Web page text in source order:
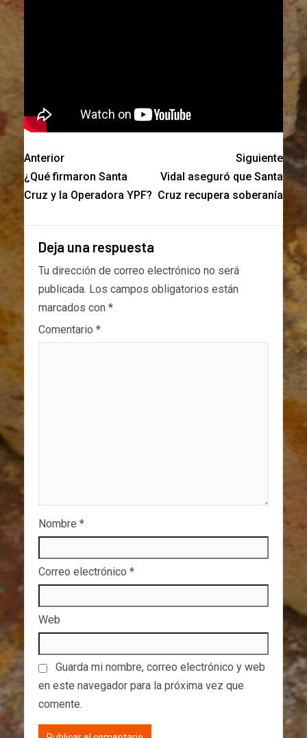
Anterior
¿Qué firmaron Santa
Cruz y la Operadora YPF?
Siguiente
Vidal aseguró que Santa
Cruz recupera soberanía
Deja una respuesta
Tu dirección de correo electrónico no será
publicada. Los campos obligatorios están
marcados con *
Comentario *
Nombre *
Correo electrónico *
Web
Guarda mi nombre, correo electrónico y web
en este navegador para la próxima vez que
comente.